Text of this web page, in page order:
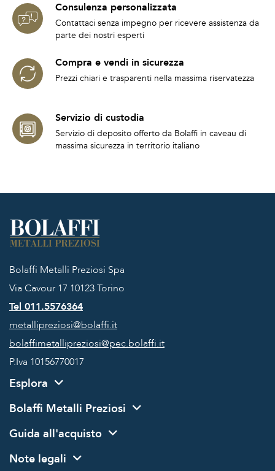
Consulenza personalizzata
Contattaci senza impegno per ricevere assistenza da
parte dei nostri esperti
Compra e vendi in sicurezza
Prezzi chiari e trasparenti nella massima riservatezza
Servizio di custodia
Servizio di deposito offerto da Bolaffi in caveau di
massima sicurezza in territorio italiano
Bolaffi Metalli Preziosi Spa
Via Cavour 17 10123 Torino
Tel 011.5576364
metallipreziosi@bolaffi.it
bolaffimetallipreziosi@pec.bolaffi.it
P.Iva 10156770017
Esplora
Bolaffi Metalli Preziosi
Guida all'acquisto
Note legali